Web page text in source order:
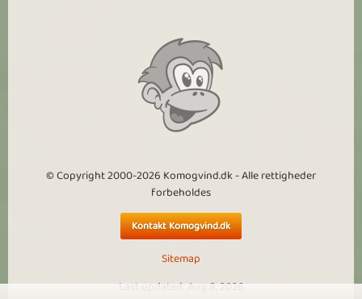
© Copyright 2000-2026 Komogvind.dk - Alle rettigheder
forbeholdes
Kontakt Komogvind.dk
Sitemap
Last updated: Aug 8, 2026